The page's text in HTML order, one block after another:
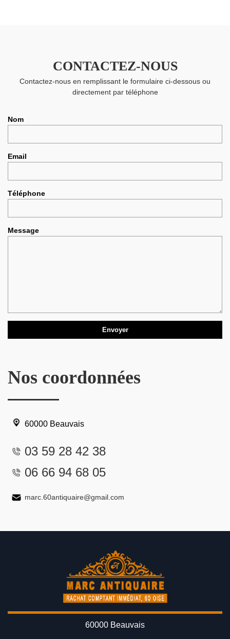
CONTACTEZ-NOUS
Contactez-nous en remplissant le formulaire ci-dessous ou
directement par téléphone
Nom
Email
Téléphone
Message
Nos coordonnées
60000 Beauvais
03 59 28 42 38
06 66 94 68 05
marc.60antiquaire@gmail.com
60000 Beauvais